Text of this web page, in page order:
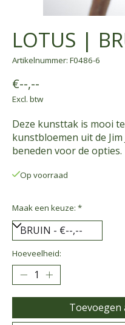
LOTUS |
Artikelnummer: F0486-6
€--,--
Excl. btw
Deze kunsttak is mooi
kunstbloemen uit de
beneden voor de opties.
Op voorraad
Maak een keuze: *
Hoeveelheid:
Toevoegen